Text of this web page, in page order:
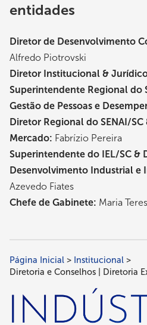
entidades
Diretor de Desenvolvimento
Alfredo Piotrovski
Diretor Institucional &
Superintendente Regional do
Gestão de Pessoas e
Diretor Regional do SENAI/
Mercado: Fabrízio Pereira
Superintendente do IEL/SC &
Desenvolvimento Industrial e
Azevedo Fiates
Chefe de Gabinete: Maria
Trilha
navegação
Página Inicial
Institucional
Diretoria e Conselhos | Diretoria